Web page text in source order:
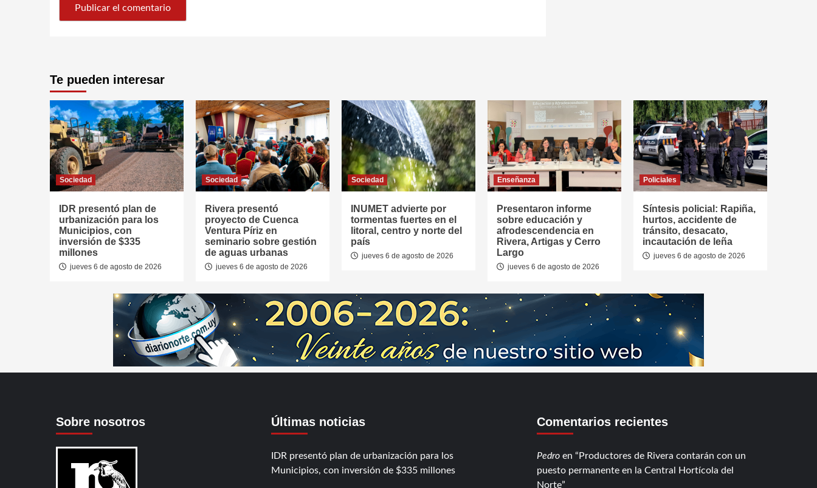
Te pueden interesar
Sociedad
IDR presentó plan de
urbanización para los
Municipios, con
inversión de $335
millones
jueves 6 de agosto de 2026
Sociedad
Rivera presentó
proyecto de Cuenca
Ventura Píriz en
seminario sobre gestión
de aguas urbanas
jueves 6 de agosto de 2026
Sociedad
INUMET advierte por
tormentas fuertes en el
litoral, centro y norte del
país
jueves 6 de agosto de 2026
Enseñanza
Presentaron informe
sobre educación y
afrodescendencia en
Rivera, Artigas y Cerro
Largo
jueves 6 de agosto de 2026
Policiales
Síntesis policial: Rapiña,
hurtos, accidente de
tránsito, desacato,
incautación de leña
jueves 6 de agosto de 2026
Sobre nosotros Últimas noticias
IDR presentó plan de urbanización para los
Municipios, con inversión de $335 millones
Comentarios recientes
Pedroen
Productores de Rivera contarán con un
puesto permanente en la Central Hortícola del
Norte